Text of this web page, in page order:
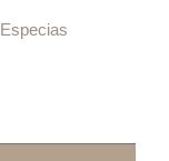
Especias